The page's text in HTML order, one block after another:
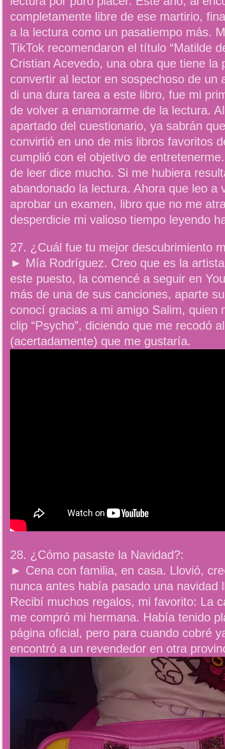
completamente libre de ese martirio,
a la lectura como un pasatiempo más.
TikTok recomendaron el título “Matilde
Cristian Acevedo, una obra que tiene la
convertir al lector en sospechoso de un
di una dura tarea a este libro, fue mi
de volver a enamorarme de la lectura.
apartado del cuestionario, ya sabrán
convirtió en uno de mis libros favoritos
cumplió con el objetivo de
de leer dice mucho. Si me hubiera
abandonado la lectura. Ahora que leo a
aprobar un examen, libro que no me
desperdicie mi valioso tiempo leyendo
27. ¿Cuál fue tu mejor descubrimiento
► Mía Rodríguez. Creo que es la
este puesto, la comencé a seguir en
más de una de sus canciones, aparte
conocí gracias a mi amigo Salim, quien
clip “Psycho”, diciendo que me recodó
(acertadamente) que me gustaría.
28. ¿Cómo pasaste la Navidad?:
► Cena con familia, en casa. Llovió,
nunca antes había pasado una navidad
Recibí muchos regalos, mi favorito: La
me compró mi hermana. Había tenido
página oficial, pero para cuando cobré
encontró a un revendedor en otra